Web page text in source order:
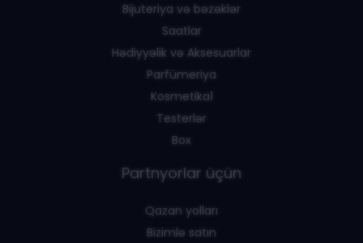
Bijuteriya və bəzəklər
Saatlar
Hədiyyəlik və Aksesuarlar
Parfümeriya
Kosmetika1
Testerlər
Box
Partnyorlar üçün
Qazan yolları
Bizimlə satın